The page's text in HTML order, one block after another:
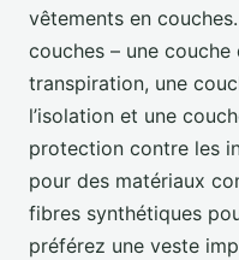
vêtements en
couches – une
transpiration, une
l’isolation et une
protection contre les
pour des matériaux
fibres synthétiques
préférez une veste